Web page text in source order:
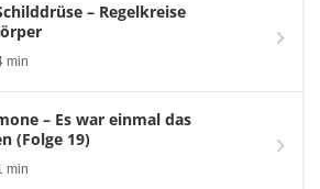
– Regelkreise
min
– Es war einmal das
(Folge 19)
min